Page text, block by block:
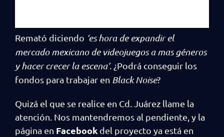
Remató diciendo ‘es hora de expandir el
mercado mexicano de videojuegos a mas géneros
y hacer crecer la escena’. ¿Podrá conseguir los
fondos para trabajar en Black Noise?
Quizá el que se realice en Cd. Juárez llame la
atención. Nos mantendremos al pendiente, y la
página en Facebook del proyecto ya está en